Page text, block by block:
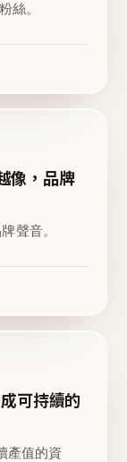
絲。
像，品牌
聲音。
可持續的
產值的資